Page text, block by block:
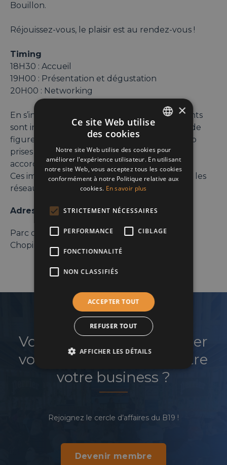
Bouillon.
Réjouissez-vous, le plaisir est au rendez-vous !
Timing
18H30 : Accueil
19H00 : Présentation et dégustation
20H00 : Networking
En s’inscrivant à cet événement, les participants
sont informés du fait qu’ils sont susceptibles de
figurer sur des photographies et images vidéo
prises lors de l’événement, et déclarent leur
accord.
Ces images sont destinées à être publiées sur les
réseaux sociaux du B19.
Adresse:
Parc de la Boverie Allée Frédéric
Chopin, 1, 4020, Liège
Vous souhaitez développer
votre réseau et faire croître
votre business ?
Rejoignez le cercle d’affaires du B19 !
Devenir membre
FRENCH
DUTCH
×
Ce site Web utilise
des cookies
Notre site Web utilise des cookies pour
améliorer l'expérience utilisateur. En utilisant
notre site Web, vous acceptez tous les cookies
conformément à notre Politique relative aux
cookies. En savoir plus
STRICTEMENT NÉCESSAIRES
PERFORMANCE CIBLAGE
FONCTIONNALITÉ
NON CLASSIFIÉS
ACCEPTER TOUT
REFUSER TOUT
AFFICHER LES DÉTAILS